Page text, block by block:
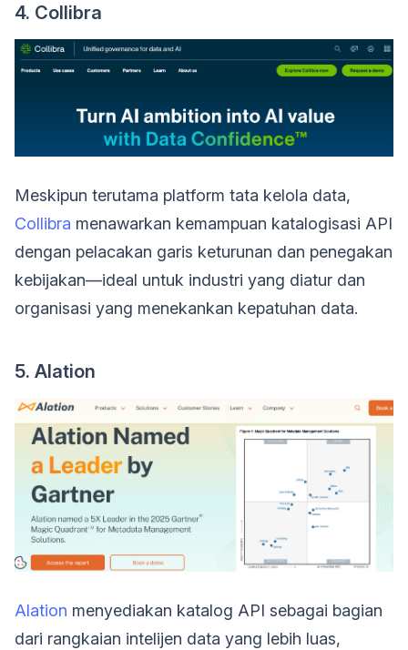
4. Collibra
Meskipun terutama platform tata kelola data,
Collibra menawarkan kemampuan katalogisasi API
dengan pelacakan garis keturunan dan penegakan
kebijakan—ideal untuk industri yang diatur dan
organisasi yang menekankan kepatuhan data.
5. Alation
Alation menyediakan katalog API sebagai bagian
dari rangkaian intelijen data yang lebih luas,